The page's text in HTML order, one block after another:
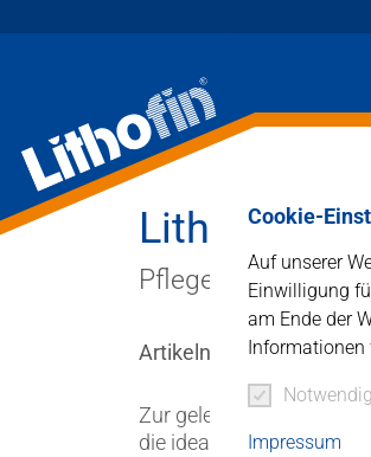
Cookie-
Auf unserer
Einwilligung
am Ende der
Informationen
Notwendig
Impressum
Produkte Lithofin MN
Pflege für Natur-
Artikelnummer : 172
Zur gelegentlichen
die ideale Zusatzpflege.